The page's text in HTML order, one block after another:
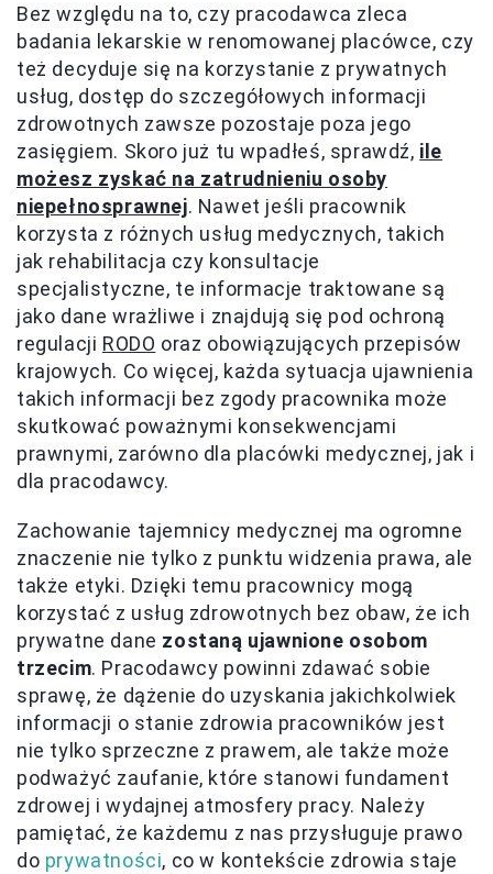
Bez względu na to, czy pracodawca zleca
badania lekarskie w renomowanej placówce, czy
też decyduje się na korzystanie z prywatnych
usług, dostęp do szczegółowych informacji
zdrowotnych zawsze pozostaje poza jego
zasięgiem. Skoro już tu wpadłeś, sprawdź, ile
możesz zyskać na zatrudnieniu osoby
niepełnosprawnej. Nawet jeśli pracownik
korzysta z różnych usług medycznych, takich
jak rehabilitacja czy konsultacje
specjalistyczne, te informacje traktowane są
jako dane wrażliwe i znajdują się pod ochroną
regulacji RODO oraz obowiązujących przepisów
krajowych. Co więcej, każda sytuacja ujawnienia
takich informacji bez zgody pracownika może
skutkować poważnymi konsekwencjami
prawnymi, zarówno dla placówki medycznej, jak i
dla pracodawcy.
Zachowanie tajemnicy medycznej ma ogromne
znaczenie nie tylko z punktu widzenia prawa, ale
także etyki. Dzięki temu pracownicy mogą
korzystać z usług zdrowotnych bez obaw, że ich
prywatne dane zostaną ujawnione osobom
trzecim. Pracodawcy powinni zdawać sobie
sprawę, że dążenie do uzyskania jakichkolwiek
informacji o stanie zdrowia pracowników jest
nie tylko sprzeczne z prawem, ale także może
podważyć zaufanie, które stanowi fundament
zdrowej i wydajnej atmosfery pracy. Należy
pamiętać, że każdemu z nas przysługuje prawo
do prywatności, co w kontekście zdrowia staje